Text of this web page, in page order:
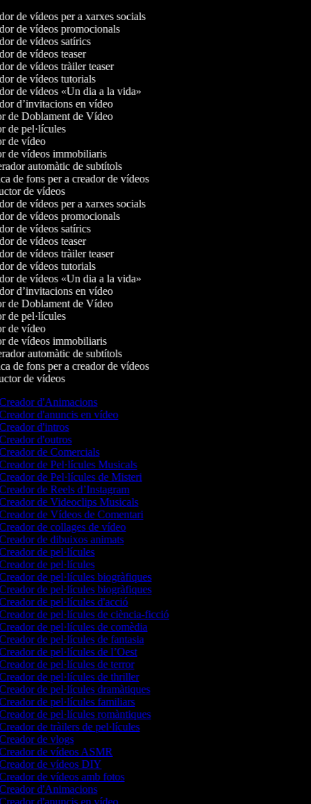
de vídeos per a xarxes socials
de vídeos promocionals
de vídeos satírics
de vídeos teaser
de vídeos tràiler teaser
de vídeos tutorials
de vídeos «Un dia a la vida»
d’invitacions en vídeo
de Doblament de Vídeo
de pel·lícules
de vídeo
de vídeos immobiliaris
automàtic de subtítols
de fons per a creador de vídeos
de vídeos
de vídeos per a xarxes socials
de vídeos promocionals
de vídeos satírics
de vídeos teaser
de vídeos tràiler teaser
de vídeos tutorials
de vídeos «Un dia a la vida»
d’invitacions en vídeo
de Doblament de Vídeo
de pel·lícules
de vídeo
de vídeos immobiliaris
automàtic de subtítols
de fons per a creador de vídeos
de vídeos
d'Animacions
d'anuncis en vídeo
d'intros
d'outros
de Comercials
de Pel·lícules Musicals
de Pel·lícules de Misteri
de Reels d’Instagram
de Videoclips Musicals
de Vídeos de Comentari
de collages de vídeo
de dibuixos animats
de pel·lícules
de pel·lícules
de pel·lícules biogràfiques
de pel·lícules biogràfiques
de pel·lícules d'acció
de pel·lícules de ciència-ficció
de pel·lícules de comèdia
de pel·lícules de fantasia
de pel·lícules de l’Oest
de pel·lícules de terror
de pel·lícules de thriller
de pel·lícules dramàtiques
de pel·lícules familiars
de pel·lícules romàntiques
de tràilers de pel·lícules
de vlogs
de vídeos ASMR
de vídeos DIY
de vídeos amb fotos
d'Animacions